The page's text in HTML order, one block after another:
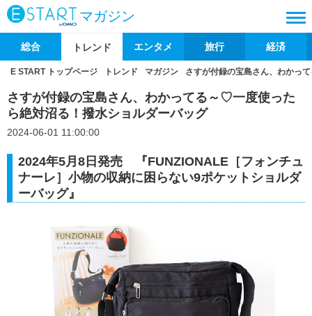
マガジン
総合 トレンド エンタメ 旅行 経済
E START トップページ トレンド マガジン さすが付録の宝島さん、わかっ
さすが付録の宝島さん、わかってる～♡一度使った
ら絶対沼る！撥水ショルダーバッグ
2024-06-01 11:00:00
2024年5月8日発売 『FUNZIONALE［フォンチュ
ナーレ］小物の収納に困らない9ポケットショルダ
ーバッグ』